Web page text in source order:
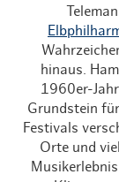
hinaus.
1960er-
Grundstein
Festivals
Orte und